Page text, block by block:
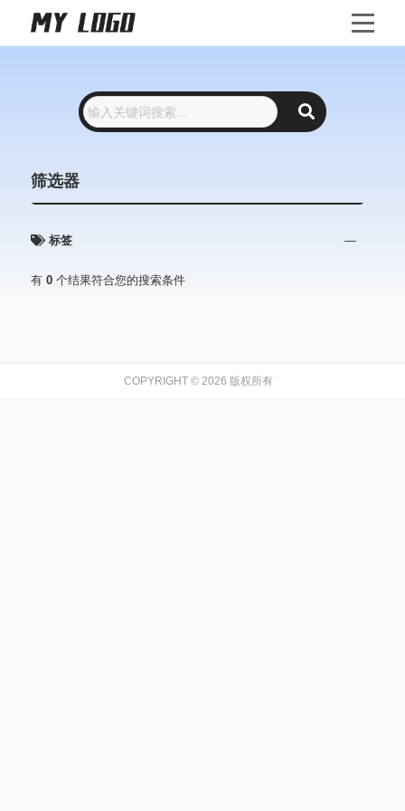
筛选器
—
标签
有 0个结果符合您的搜索条件
COPYRIGHT © 2026 版权所有